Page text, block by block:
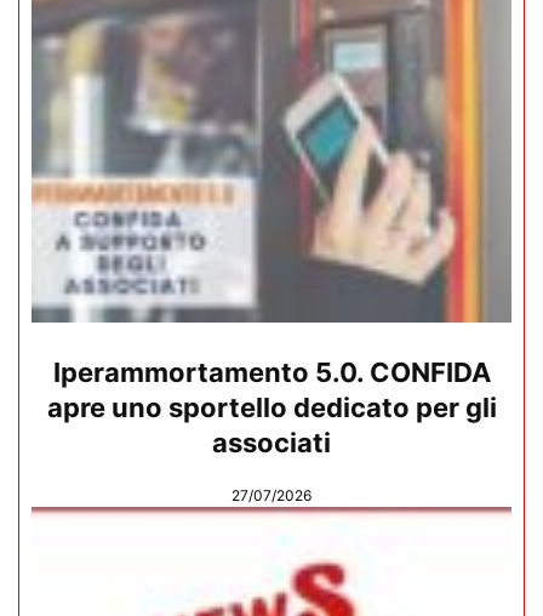
Iperammortamento 5.0. CONFIDA
apre uno sportello dedicato per gli
associati
27/07/2026